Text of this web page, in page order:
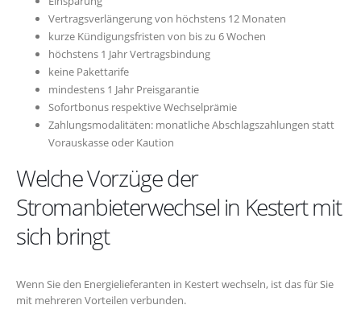
Vertragsverlängerung von höchstens 12 Monaten
kurze Kündigungsfristen von bis zu 6 Wochen
höchstens 1 Jahr Vertragsbindung
keine Pakettarife
mindestens 1 Jahr Preisgarantie
Sofortbonus respektive Wechselprämie
Zahlungsmodalitäten: monatliche Abschlagszahlungen statt
Vorauskasse oder Kaution
Welche Vorzüge der
Stromanbieterwechsel in Kestert mit
sich bringt
Wenn Sie den Energielieferanten in Kestert wechseln, ist das für Sie
mit mehreren Vorteilen verbunden.